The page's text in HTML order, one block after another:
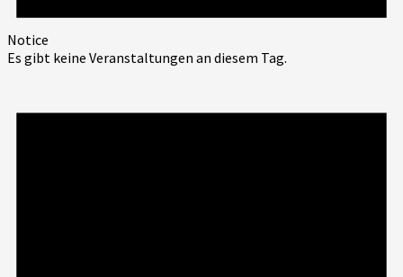
Notice
Es gibt keine Veranstaltungen an diesem Tag.